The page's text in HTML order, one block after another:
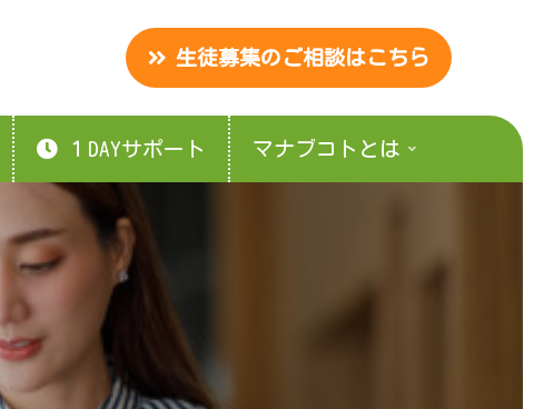
生徒募集のご相談はこちら
１DAYサポート マナブコトとは